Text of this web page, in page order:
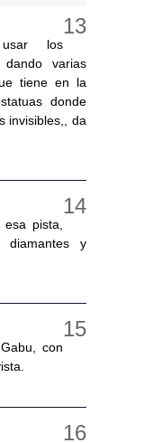
los
dando varias
tiene en la
donde
invisibles,, da
pista,
diamantes y
con